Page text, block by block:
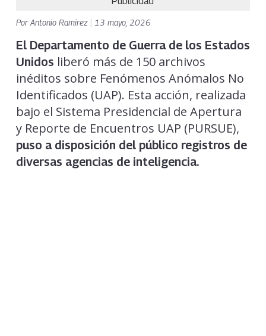
PorAntonio Ramirez 13 mayo, 2026
El Departamento de Guerra de los Estados
Unidos liberó más de 150 archivos
inéditos sobre Fenómenos Anómalos No
Identificados (UAP). Esta acción, realizada
bajo el Sistema Presidencial de Apertura
y Reporte de Encuentros UAP (PURSUE),
puso a disposición del público registros de
diversas agencias de inteligencia.